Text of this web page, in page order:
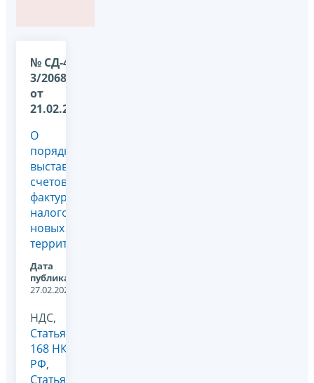
№ СД-4-
3/2068@
от
21.02.2023
О
порядке
выставления
счетов-
фактур
налогоплательщиками
новых
территорий
Дата
публикации:
27.02.2023
НДС,
Статья
168 НК
РФ,
Статья